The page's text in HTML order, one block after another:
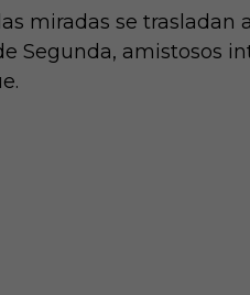
miradas se
Segunda, amistosos